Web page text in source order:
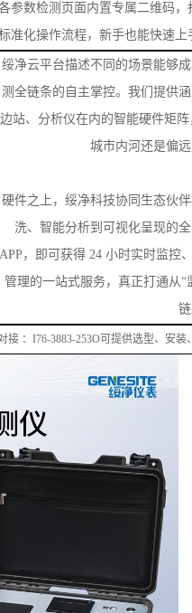
参数检测页面内置专属二维码
准化操作流程，新手也能快速上
绥净云平台描述不同的场景能够
测全链条的自主掌控。我们提供
边站、分析仪在内的智能硬件矩
城市内河还是偏
硬件之上，绥净科技协同生态伙
洗、智能分析到可视化呈现的
APP，即可获得 24 小时实时监控
管理的一站式服务，真正打通从“
接 ：I76-3883-253O可提供选型、安装